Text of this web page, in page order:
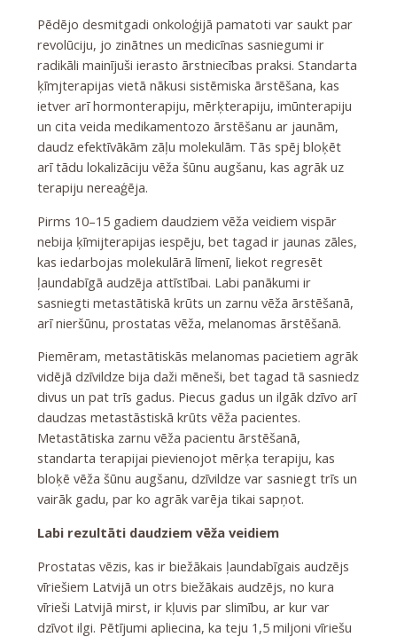
Pēdējo desmitgadi onkoloģijā pamatoti var saukt par
revolūciju, jo zinātnes un medicīnas sasniegumi ir
radikāli mainījuši ierasto ārstniecības praksi. Standarta
ķīmjterapijas vietā nākusi sistēmiska ārstēšana, kas
ietver arī hormonterapiju, mērķterapiju, imūnterapiju
un cita veida medikamentozo ārstēšanu ar jaunām,
daudz efektīvākām zāļu molekulām. Tās spēj bloķēt
arī tādu lokalizāciju vēža šūnu augšanu, kas agrāk uz
terapiju nereaģēja.
Pirms 10–15 gadiem daudziem vēža veidiem vispār
nebija ķīmijterapijas iespēju, bet tagad ir jaunas zāles,
kas iedarbojas molekulārā līmenī, liekot regresēt
ļaundabīgā audzēja attīstībai. Labi panākumi ir
sasniegti metastātiskā krūts un zarnu vēža ārstēšanā,
arī nieršūnu, prostatas vēža, melanomas ārstēšanā.
Piemēram, metastātiskās melanomas pacietiem agrāk
vidējā dzīvildze bija daži mēneši, bet tagad tā sasniedz
divus un pat trīs gadus. Piecus gadus un ilgāk dzīvo arī
daudzas metastāstiskā krūts vēža pacientes.
Metastātiska zarnu vēža pacientu ārstēšanā,
standarta terapijai pievienojot mērķa terapiju, kas
bloķē vēža šūnu augšanu, dzīvildze var sasniegt trīs un
vairāk gadu, par ko agrāk varēja tikai sapņot.
Labi rezultāti daudziem vēža veidiem
Prostatas vēzis, kas ir biežākais ļaundabīgais audzējs
vīriešiem Latvijā un otrs biežākais audzējs, no kura
vīrieši Latvijā mirst, ir kļuvis par slimību, ar kur var
dzīvot ilgi. Pētījumi apliecina, ka teju 1,5 miljoni vīriešu